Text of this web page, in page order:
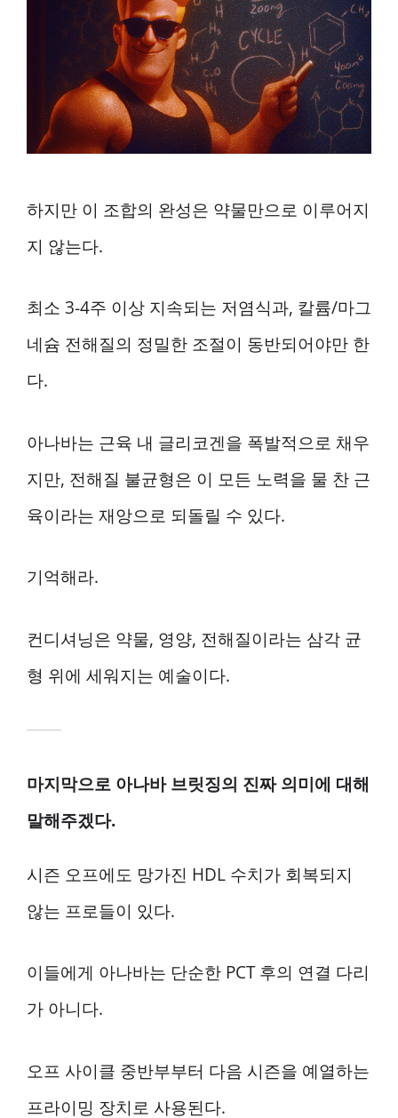
하지만 이 조합의 완성은 약물만으로 이루어지
지 않는다.
최소 3-4주 이상 지속되는 저염식과, 칼륨/마그
네슘 전해질의 정밀한 조절이 동반되어야만 한
다.
아나바는 근육 내 글리코겐을 폭발적으로 채우
지만, 전해질 불균형은 이 모든 노력을 물 찬 근
육이라는 재앙으로 되돌릴 수 있다.
기억해라.
컨디셔닝은 약물, 영양, 전해질이라는 삼각 균
형 위에 세워지는 예술이다.
마지막으로 아나바 브릿징의 진짜 의미에 대해
말해주겠다.
시즌 오프에도 망가진 HDL 수치가 회복되지
않는 프로들이 있다.
이들에게 아나바는 단순한 PCT 후의 연결 다리
가 아니다.
오프 사이클 중반부부터 다음 시즌을 예열하는
프라이밍 장치로 사용된다.